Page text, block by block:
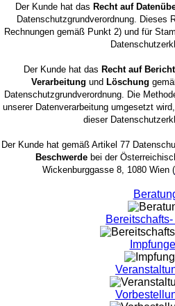
Der Kunde hat das Recht auf
Datenschutzgrundverordnung. Dieses
Rechnungen gemäß Punkt 2) und für
Der Kunde hat das Recht auf
Verarbeitung und Löschung
Datenschutzgrundverordnung. Die
unserer Datenverarbeitung umgesetzt
dieser
Der Kunde hat gemäß Artikel 77
Beschwerdebei der
Wickenburggasse 8, 1080 Wien (